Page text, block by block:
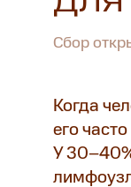
Сбор
Когда
его
У